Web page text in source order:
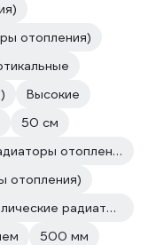
отопления)
Высокие
50 см
Вертикальные (биметаллические радиаторы отопления)
отопления)
С боковым подключением (биметаллические радиаторы отопления)
500 мм